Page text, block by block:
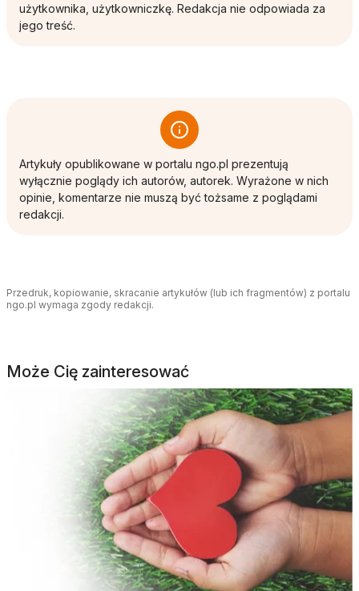
użytkownika, użytkowniczkę. Redakcja nie odpowiada za
jego treść.
Artykuły opublikowane w portalu ngo.pl prezentują
wyłącznie poglądy ich autorów, autorek. Wyrażone w nich
opinie, komentarze nie muszą być tożsame z poglądami
redakcji.
Przedruk, kopiowanie, skracanie artykułów (lub ich fragmentów) z portalu
ngo.pl wymaga zgody redakcji.
Może Cię zainteresować